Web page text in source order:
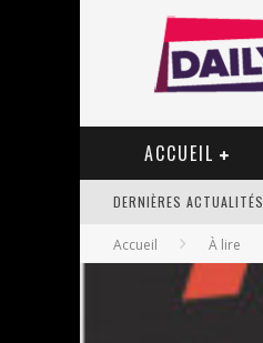
ACCUEIL
DERNIÈRES ACTUALITÉS
Accueil À lire